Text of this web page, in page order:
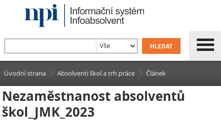
Úvodní strana Absolventi škol a trh práce Článek
Nezaměstnanost absolventů
škol_JMK_2023